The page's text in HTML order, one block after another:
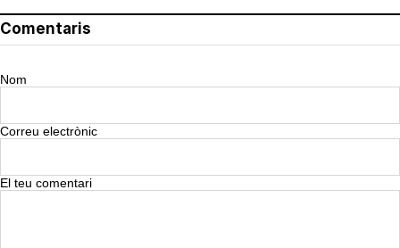
Comentaris
Nom
Correu electrònic
El teu comentari